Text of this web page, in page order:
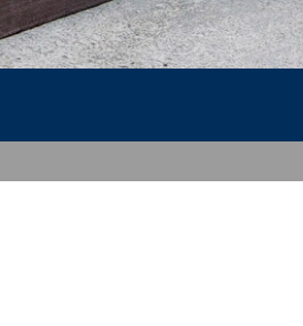
Europese
in
het kader